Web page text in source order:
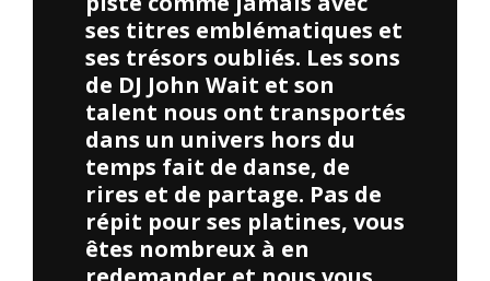
ses titres emblématiques et
ses trésors oubliés. Les sons
de DJ John Wait et son
talent nous ont transportés
dans un univers hors du
temps fait de danse, de
rires et de partage. Pas de
répit pour ses platines, vous
êtes nombreux à en